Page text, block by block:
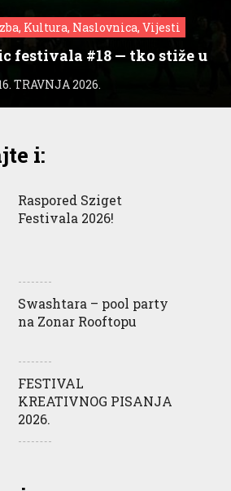
Kultura, Naslovnica, Vijesti
festivala #18 — tko stiže u
Zagreb?
TRAVNJA 2026.
i:
Raspored Sziget
Festivala 2026!
Swashtara – pool party
na Zonar Rooftopu
FESTIVAL
KREATIVNOG PISANJA
2026.